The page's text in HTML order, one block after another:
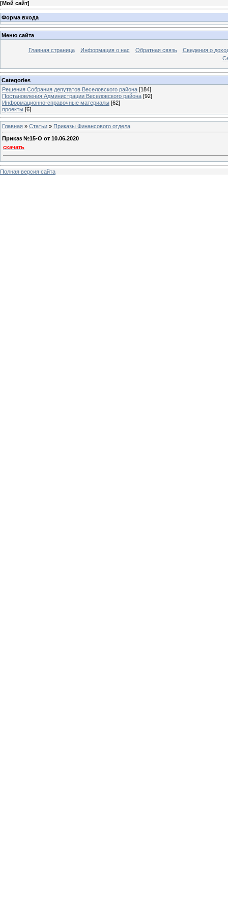
[Мой сайт]
Форма входа
Меню сайта
Главная страница Информация о нас Обратная связь
Сведения о
Categories
Решения Собрания депутатов Веселовского района [184]
Постановления Администрации Веселовского района [92]
Информационно-справочные материалы [62]
проекты [6]
Главная » Статьи » Приказы Финансового отдела
Приказ №15-O от 10.06.2020
скачать
Полная версия сайта